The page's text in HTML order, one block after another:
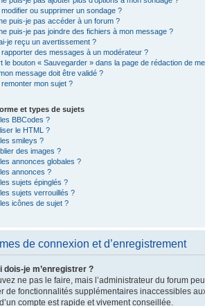
ou supprimer un sondage ?
puis-je pas accéder à un forum ?
puis-je pas joindre des fichiers à mon message ?
je reçu un avertissement ?
rapporter des messages à un modérateur ?
le bouton « Sauvegarder » dans la page de rédaction de
message doit être validé ?
mon sujet ?
et types de sujets
BBCodes ?
le HTML ?
smileys ?
des images ?
annonces globales ?
annonces ?
sujets épinglés ?
sujets verrouillés ?
icônes de sujet ?
de connexion et d’enregistrement
dois-je m’enregistrer ?
ne pas le faire, mais l’administrateur du forum
de fonctionnalités supplémentaires inaccessibles
compte est rapide et vivement conseillée.